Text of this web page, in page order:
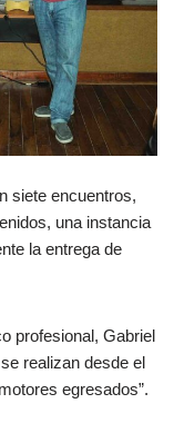
siete encuentros,
una instancia
la entrega de
profesional, Gabriel
realizan desde el
egresados”.